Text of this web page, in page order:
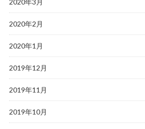
2020年3月
2020年2月
2020年1月
2019年12月
2019年11月
2019年10月